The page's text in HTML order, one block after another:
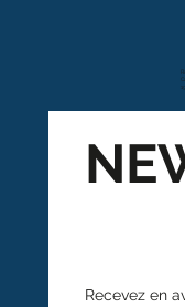
Recevez en